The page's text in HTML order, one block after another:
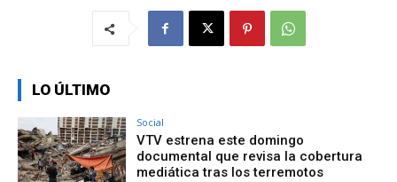
LO ÚLTIMO
Social
VTV estrena este domingo
documental que revisa la cobertura
mediática tras los terremotos